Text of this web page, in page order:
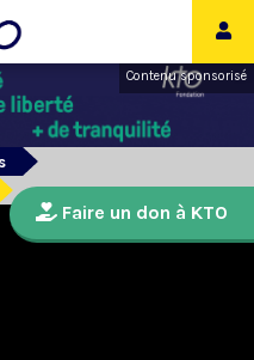
Contenu sponsorisé
Faire un don à KTO